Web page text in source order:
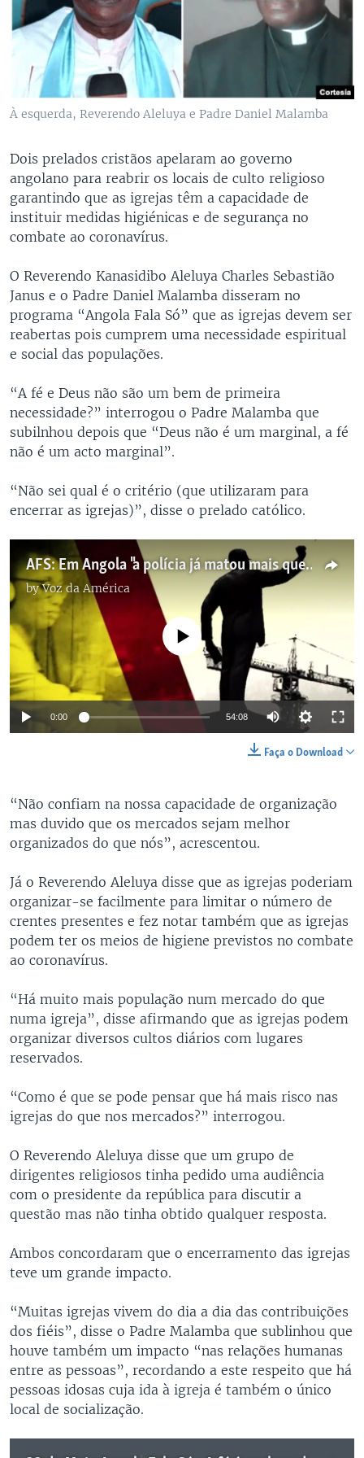
À esquerda, Reverendo Aleluya e Padre Daniel Malamba
Dois prelados cristãos apelaram ao governo
angolano para reabrir os locais de culto religioso
garantindo que as igrejas têm a capacidade de
instituir medidas higiénicas e de segurança no
combate ao coronavírus.
O Reverendo Kanasidibo Aleluya Charles Sebastião
Janus e o Padre Daniel Malamba disseram no
programa “Angola Fala Só” que as igrejas devem ser
reabertas pois cumprem uma necessidade espiritual
e social das populações.
“A fé e Deus não são um bem de primeira
necessidade?” interrogou o Padre Malamba que
subilnhou depois que “Deus não é um marginal, a fé
não é um acto marginal”.
“Não sei qual é o critério (que utilizaram para
encerrar as igrejas)”, disse o prelado católico.
AFS: Em Angola "a polícia já matou mais que o coronavírus", reverendo Aleluya
byVoz da América
No media source currently available
0:00 54:08
Faça o Download
“Não confiam na nossa capacidade de organização
mas duvido que os mercados sejam melhor
organizados do que nós”, acrescentou.
Já o Reverendo Aleluya disse que as igrejas poderiam
organizar-se facilmente para limitar o número de
crentes presentes e fez notar também que as igrejas
podem ter os meios de higiene previstos no combate
ao coronavírus.
“Há muito mais população num mercado do que
numa igreja”, disse afirmando que as igrejas podem
organizar diversos cultos diários com lugares
reservados.
“Como é que se pode pensar que há mais risco nas
igrejas do que nos mercados?” interrogou.
O Reverendo Aleluya disse que um grupo de
dirigentes religiosos tinha pedido uma audiência
com o presidente da república para discutir a
questão mas não tinha obtido qualquer resposta.
Ambos concordaram que o encerramento das igrejas
teve um grande impacto.
“Muitas igrejas vivem do dia a dia das contribuições
dos fiéis”, disse o Padre Malamba que sublinhou que
houve também um impacto “nas relações humanas
entre as pessoas”, recordando a este respeito que há
pessoas idosas cuja ida à igreja é também o único
local de socialização.